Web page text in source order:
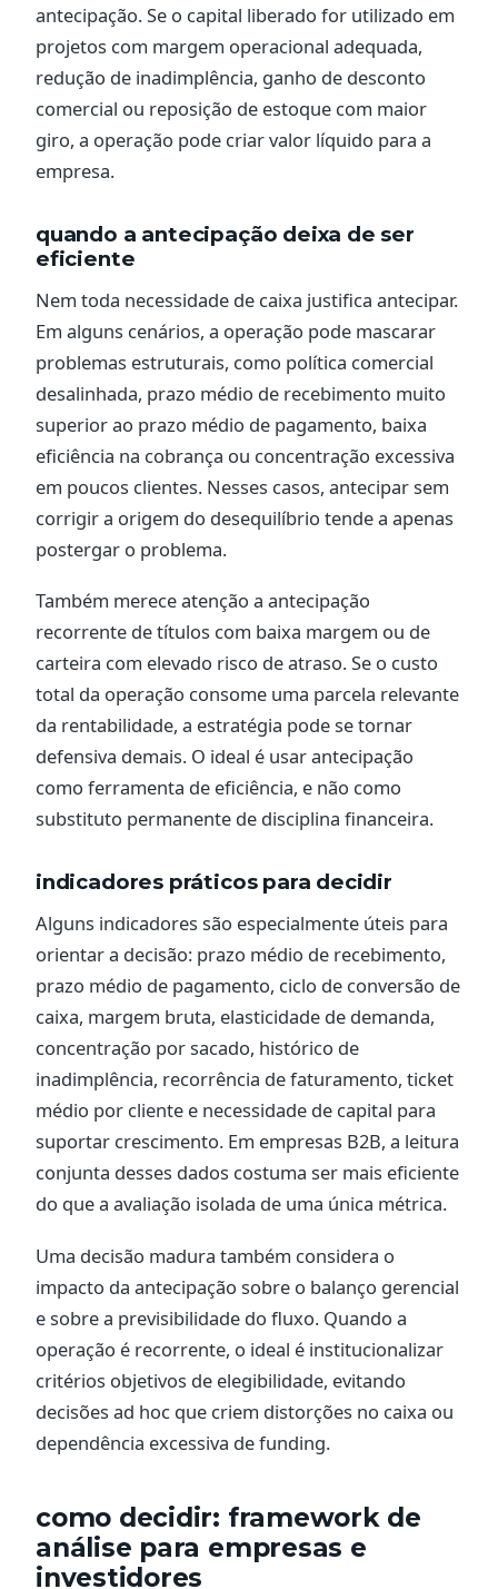
antecipação. Se o capital liberado for utilizado em
projetos com margem operacional adequada,
redução de inadimplência, ganho de desconto
comercial ou reposição de estoque com maior
giro, a operação pode criar valor líquido para a
empresa.
quando a antecipação deixa de ser
eficiente
Nem toda necessidade de caixa justifica antecipar.
Em alguns cenários, a operação pode mascarar
problemas estruturais, como política comercial
desalinhada, prazo médio de recebimento muito
superior ao prazo médio de pagamento, baixa
eficiência na cobrança ou concentração excessiva
em poucos clientes. Nesses casos, antecipar sem
corrigir a origem do desequilíbrio tende a apenas
postergar o problema.
Também merece atenção a antecipação
recorrente de títulos com baixa margem ou de
carteira com elevado risco de atraso. Se o custo
total da operação consome uma parcela relevante
da rentabilidade, a estratégia pode se tornar
defensiva demais. O ideal é usar antecipação
como ferramenta de eficiência, e não como
substituto permanente de disciplina financeira.
indicadores práticos para decidir
Alguns indicadores são especialmente úteis para
orientar a decisão: prazo médio de recebimento,
prazo médio de pagamento, ciclo de conversão de
caixa, margem bruta, elasticidade de demanda,
concentração por sacado, histórico de
inadimplência, recorrência de faturamento, ticket
médio por cliente e necessidade de capital para
suportar crescimento. Em empresas B2B, a leitura
conjunta desses dados costuma ser mais eficiente
do que a avaliação isolada de uma única métrica.
Uma decisão madura também considera o
impacto da antecipação sobre o balanço gerencial
e sobre a previsibilidade do fluxo. Quando a
operação é recorrente, o ideal é institucionalizar
critérios objetivos de elegibilidade, evitando
decisões ad hoc que criem distorções no caixa ou
dependência excessiva de funding.
como decidir: framework de
análise para empresas e
investidores